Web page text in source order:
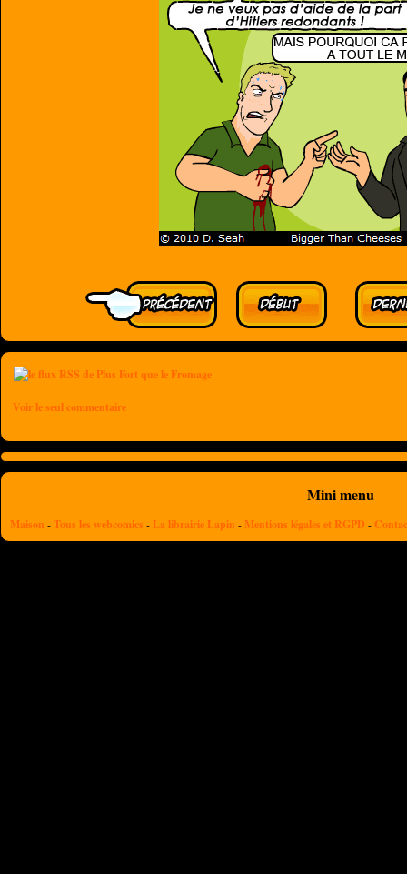
Voir le seul commentaire
Mini menu
Maison -Tous les webcomics - La librairie Lapin - Mentions légales et RGPD -